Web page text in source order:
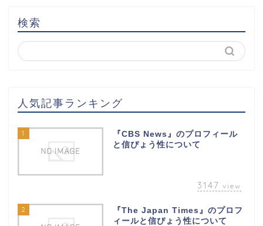
検索
人気記事ランキング
1
『CBS News』のプロフィール
と信ぴょう性について
3147 view
2
『The Japan Times』のプロフ
ィールと信ぴょう性について